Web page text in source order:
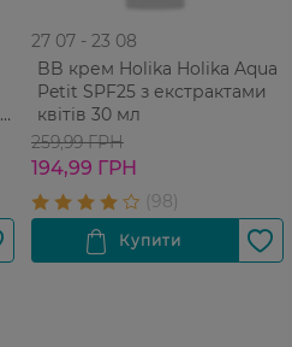
27 07 - 23 08
BB крем Holika Holika Aqua
Petit SPF25 з екстрактами
квітів 30 мл
259,99 ГРН
194,99 ГРН